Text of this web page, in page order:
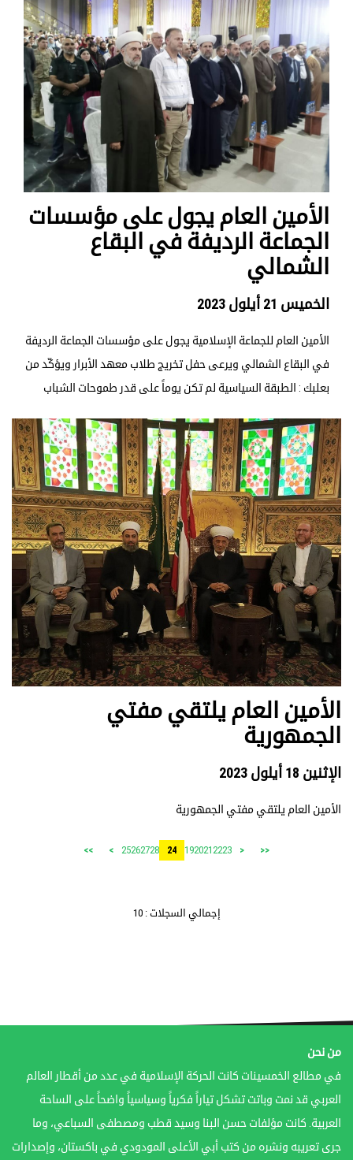
الأمين العام يجول على مؤسسات
الجماعة الرديفة في البقاع
الشمالي
الخميس 21 أيلول 2023
الأمين العام للجماعة الإسلامية يجول على مؤسسات الجماعة الرديفة
في البقاع الشمالي ويرعى حفل تخريج طلاب معهد الأبرار ويؤكّد من
بعلبك : الطبقة السياسية لم تكن يوماً على قدر طموحات الشباب
الأمين العام يلتقي مفتي
الجمهورية
الإثنين 18 أيلول 2023
الأمين العام يلتقي مفتي الجمهورية
<<
<
192021 2223
24
25262728
>
>>
إجمالي السجلات : 10
من نحن
في مطالع الخمسينات كانت الحركة الإسلامية في عدد من أقطار العالم
العربي قد نمت وباتت تشكل تياراً فكرياً وسياسياً واضحاً على الساحة
العربية. كانت مؤلفات حسن البنا وسيد قطب ومصطفى السباعي، وما
جرى تعريبه ونشره من كتب أبي الأعلى المودودي في باكستان، وإصدارات